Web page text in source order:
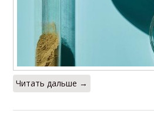
Читать дальше →